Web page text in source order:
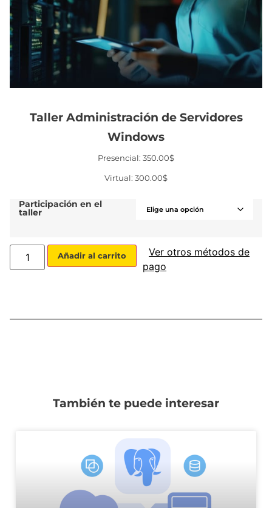
Taller Administración de Servidores
Windows
Presencial: 350.00$
Virtual: 300.00$
Participación en el
taller
Añadir al carrito
Ver otros métodos de
pago
También te puede interesar